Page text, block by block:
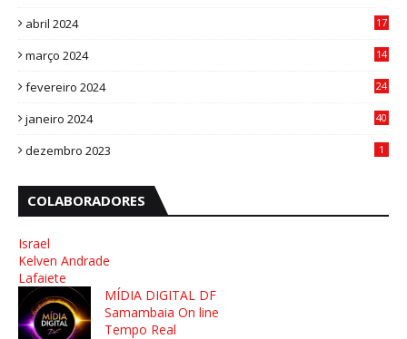
abril 2024
17
março 2024
14
fevereiro 2024
24
janeiro 2024
40
dezembro 2023 1
COLABORADORES
Israel
Kelven Andrade
Lafaiete
MÍDIA DIGITAL DF
Samambaia On line
Tempo Real